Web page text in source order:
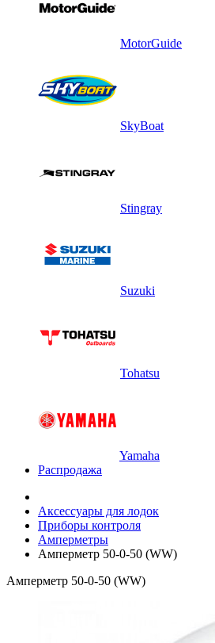
MotorGuide
SkyBoat
Stingray
Suzuki
Tohatsu
Yamaha
Распродажа
Аксессуары для лодок
Приборы контроля
Амперметры
Амперметр 50-0-50 (WW)
Амперметр 50-0-50 (WW)